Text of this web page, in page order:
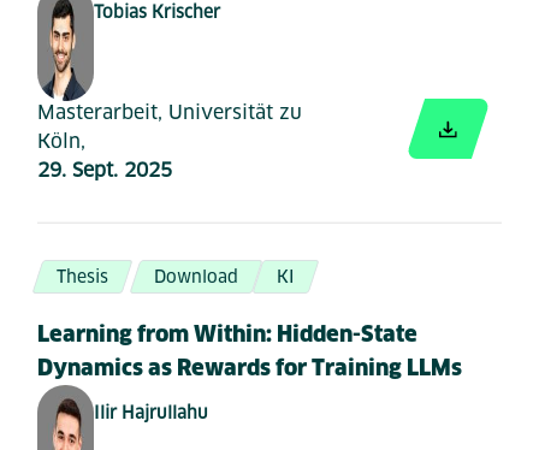
Tobias Krischer
Masterarbeit, Universität zu
Köln,
29. Sept. 2025
Thesis Download KI
Learning from Within: Hidden-State
Dynamics as Rewards for Training LLMs
Ilir Hajrullahu